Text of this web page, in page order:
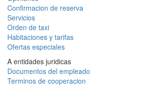
Confirmacion de reserva
Servicios
Orden de taxi
Habitaciones y tarifas
Ofertas especiales
A entidades juridicas
Documentos del empleado
Terminos de cooperacion